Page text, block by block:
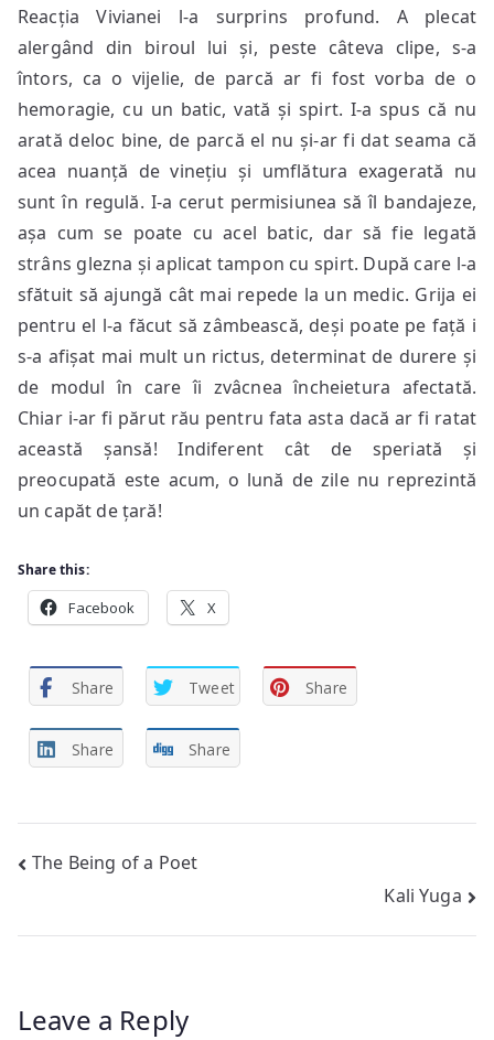
Reacția Vivianei l-a surprins profund. A plecat
alergând din biroul lui și, peste câteva clipe, s-a
întors, ca o vijelie, de parcă ar fi fost vorba de o
hemoragie, cu un batic, vată și spirt. I-a spus că nu
arată deloc bine, de parcă el nu și-ar fi dat seama că
acea nuanță de vinețiu și umflătura exagerată nu
sunt în regulă. I-a cerut permisiunea să îl bandajeze,
așa cum se poate cu acel batic, dar să fie legată
strâns glezna și aplicat tampon cu spirt. După care l-a
sfătuit să ajungă cât mai repede la un medic. Grija ei
pentru el l-a făcut să zâmbească, deși poate pe față i
s-a afișat mai mult un rictus, determinat de durere și
de modul în care îi zvâcnea încheietura afectată.
Chiar i-ar fi părut rău pentru fata asta dacă ar fi ratat
această șansă! Indiferent cât de speriată și
preocupată este acum, o lună de zile nu reprezintă
un capăt de țară!
Share this:
Facebook X
Share Tweet Share
Share Share
Post
The Being of a Poet
Kali Yuga
Leave a Reply